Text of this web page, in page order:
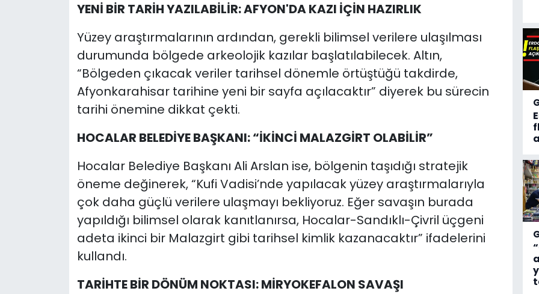
YENİ BİR TARİH YAZILABİLİR: AFYON'DA KAZI İÇİN HAZIRLIK
Yüzey araştırmalarının ardından, gerekli bilimsel verilere ulaşılması
durumunda bölgede arkeolojik kazılar başlatılabilecek. Altın,
“Bölgeden çıkacak veriler tarihsel dönemle örtüştüğü takdirde,
Afyonkarahisar tarihine yeni bir sayfa açılacaktır” diyerek bu sürecin
tarihi önemine dikkat çekti.
HOCALAR BELEDİYE BAŞKANI: “İKİNCİ MALAZGİRT OLABİLİR”
Hocalar Belediye Başkanı Ali Arslan ise, bölgenin taşıdığı stratejik
öneme değinerek, “Kufi Vadisi’nde yapılacak yüzey araştırmalarıyla
çok daha güçlü verilere ulaşmayı bekliyoruz. Eğer savaşın burada
yapıldığı bilimsel olarak kanıtlanırsa, Hocalar-Sandıklı-Çivril üçgeni
adeta ikinci bir Malazgirt gibi tarihsel kimlik kazanacaktır” ifadelerini
kullandı.
TARİHTE BİR DÖNÜM NOKTASI: MİRYOKEFALON SAVAŞI